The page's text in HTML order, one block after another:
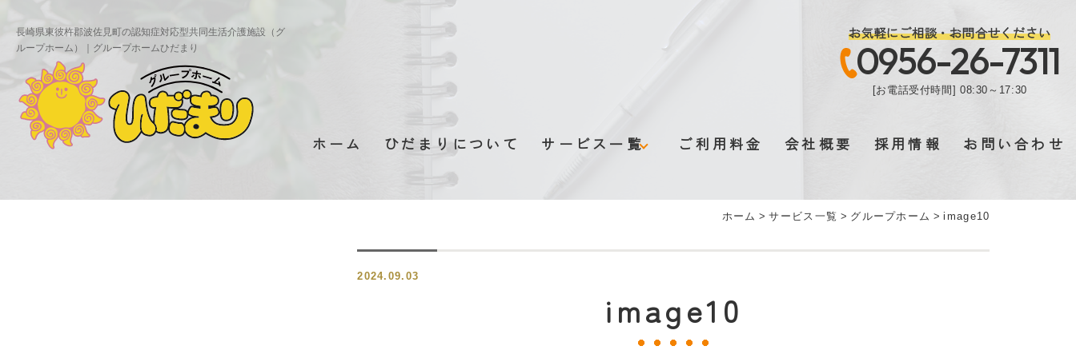
長崎県東彼杵郡波佐見町の認知症対応型共同生活介護施設（グ
ループホーム）｜グループホームひだまり
お気軽にご相談・お問合せください
0956-26-7311
[お電話受付時間] 08:30～17:30
ホーム ひだまりについて サービス一覧
デイサービス
みまもりサービス
ご利用料金 会社概要 採用情報 お問い合わせ
ホーム >サービス一覧 > グループホーム >image10
2024.09.03
image10